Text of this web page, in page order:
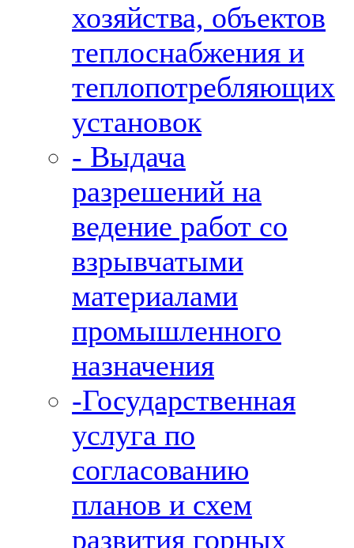
хозяйства, объектов
теплоснабжения и
теплопотребляющих
установок
- Выдача
разрешений на
ведение работ со
взрывчатыми
материалами
промышленного
назначения
-Государственная
услуга по
согласованию
планов и схем
развития горных